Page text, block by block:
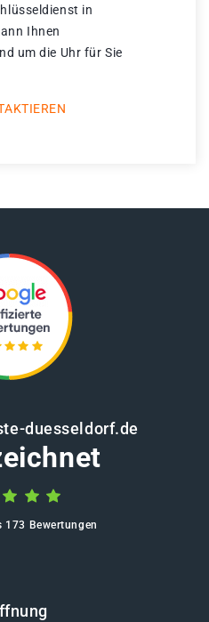
in
Ihnen
um die Uhr für Sie
duesseldorf.de
173 Bewertungen